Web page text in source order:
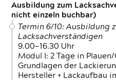
Ausbildung zum
nicht einzeln buchbar)
Termin 6/10: Ausbildung
Lacksachverständigen
9.00—16.30 Uhr
Modul I: 2 Tage in
Grundlagen der
Hersteller + Lackaufbau